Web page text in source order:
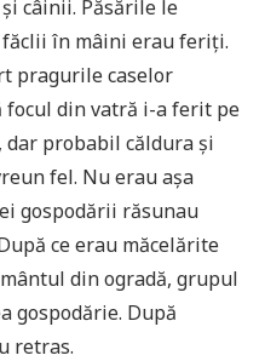
câinii. Păsările le
făclii în mâini erau feriți.
pragurile caselor
focul din vatră i-a ferit pe
dar probabil căldura și
fel. Nu erau așa
gospodării răsunau
ce erau măcelărite
din ogradă, grupul
gospodărie. După
retras.